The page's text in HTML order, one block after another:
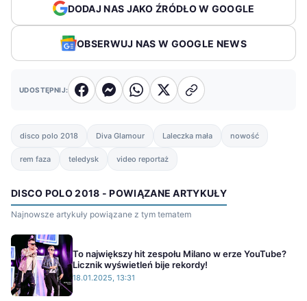
DODAJ NAS JAKO ŹRÓDŁO W GOOGLE
OBSERWUJ NAS W GOOGLE NEWS
UDOSTĘPNIJ:
disco polo 2018 Diva Glamour Laleczka mała nowość
rem faza teledysk video reportaż
DISCO POLO 2018 - POWIĄZANE ARTYKUŁY
Najnowsze artykuły powiązane z tym tematem
To największy hit zespołu Milano w erze YouTube?
Licznik wyświetleń bije rekordy!
18.01.2025, 13:31